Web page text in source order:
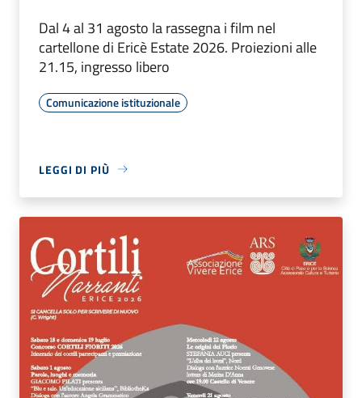
Dal 4 al 31 agosto la rassegna i film nel
cartellone di Ericè Estate 2026. Proiezioni alle
21.15, ingresso libero
Comunicazione istituzionale
LEGGI DI PIÙ